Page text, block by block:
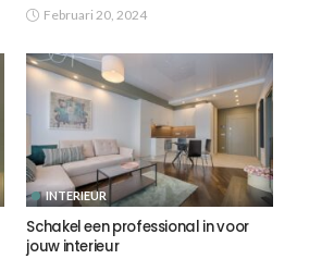
Februari 20, 2024
INTERIEUR
Schakel een professional in voor
jouw interieur